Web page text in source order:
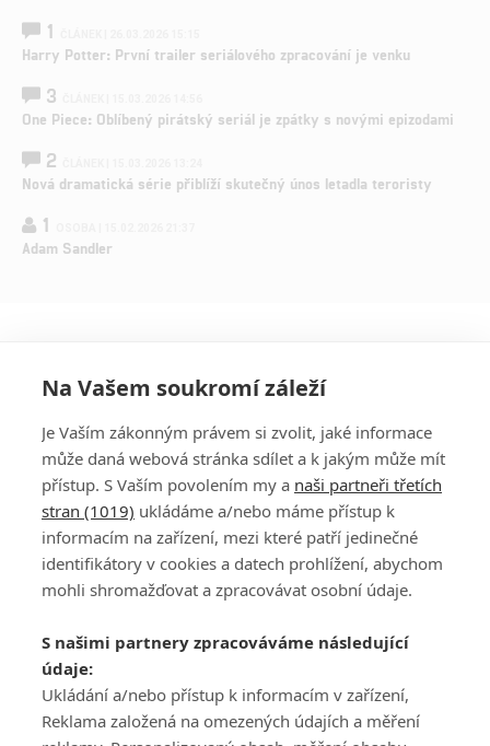
1
Harry Potter: První trailer seriálového zpracování je venku
3
One Piece: Oblíbený pirátský seriál je zpátky s novými epizodami
2
Nová dramatická série přiblíží skutečný únos letadla teroristy
1
Adam Sandler
PŘIHLÁSIT
REGISTROVAT
DISKUZE
Šéfredaktorkou webu jePetr Slavík, e-mailserialy@fandimefilmu.cz
Máte-li zájem o inzerci na našem webu napište nám na e-mail
studio@koncal.com
Ochrana osobních údajů|Zásady používání cookies |Pravidla webu
Na Vašem soukromí záleží
Je Vaším zákonným právem si zvolit, jaké informace
může daná webová stránka sdílet a k jakým může mít
přístup. S Vaším povolením my a naši partneři třetích
stran (1019) ukládáme a/nebo máme přístup k
informacím na zařízení, mezi které patří jedinečné
identifikátory v cookies a datech prohlížení, abychom
mohli shromažďovat a zpracovávat osobní údaje.
S našimi partnery zpracováváme následující
údaje:
Ukládání a/nebo přístup k informacím v zařízení,
Reklama založená na omezených údajích a měření